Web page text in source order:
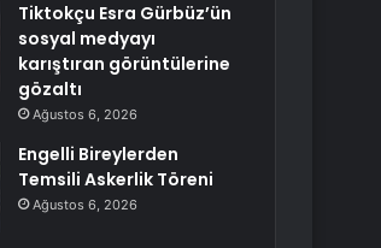
Tiktokçu Esra Gürbüz’ün
sosyal medyayı
karıştıran görüntülerine
gözaltı
Ağustos 6, 2026
Engelli Bireylerden
Temsili Askerlik Töreni
Ağustos 6, 2026